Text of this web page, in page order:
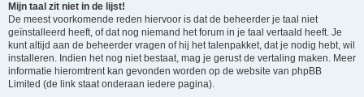
Mijn taal zit niet in de lijst!
De meest voorkomende reden hiervoor is dat de beheerder je taal niet
geïnstalleerd heeft, of dat nog niemand het forum in je taal vertaald heeft. Je
kunt altijd aan de beheerder vragen of hij het talenpakket, dat je nodig hebt, wil
installeren. Indien het nog niet bestaat, mag je gerust de vertaling maken. Meer
informatie hieromtrent kan gevonden worden op de website van phpBB
Limited (de link staat onderaan iedere pagina).